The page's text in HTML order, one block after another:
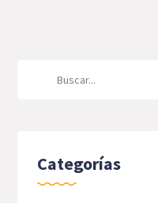
Categorías